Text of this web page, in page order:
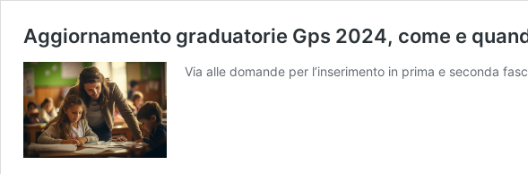
Aggiornamento graduatorie Gps 2024, come e
Via alle domande per l’inserimento in prima e seconda